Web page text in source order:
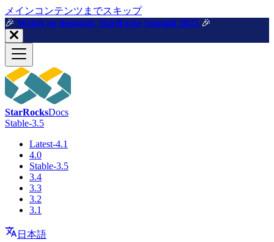
メインコンテンツまでスキップ
🎉️ Watch on demand: StarRocks Summit 2025 🎉️
StarRocksDocs
Stable-3.5
Latest-4.1
4.0
Stable-3.5
3.4
3.3
3.2
3.1
日本語